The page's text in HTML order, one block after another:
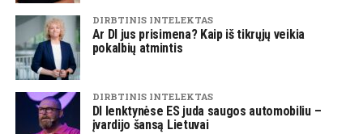
DIRBTINIS INTELEKTAS
Ar DI jus prisimena? Kaip iš tikrųjų veikia
pokalbių atmintis
DIRBTINIS INTELEKTAS
DI lenktynėse ES juda saugos automobiliu –
įvardijo šansą Lietuvai